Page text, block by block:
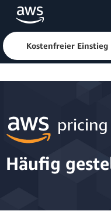
Kostenfreier Einstieg
Häufig